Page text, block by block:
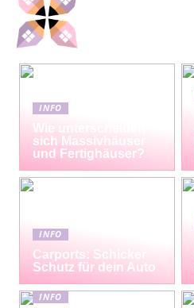
INFO
Wie unterscheiden
sich Massivhäuser
und Fertighäuser?
INFO
Carports: Schicker
Schutz für dein Auto
INFO